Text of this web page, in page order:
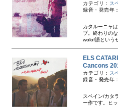
カテゴリ： ス
録音・発売年
カタルーニャ
ブ。終わりの
wolof語という
ELS
Cancons
カテゴリ： ス
録音・発売年
スペイン/カタ
ー作です。ヒ